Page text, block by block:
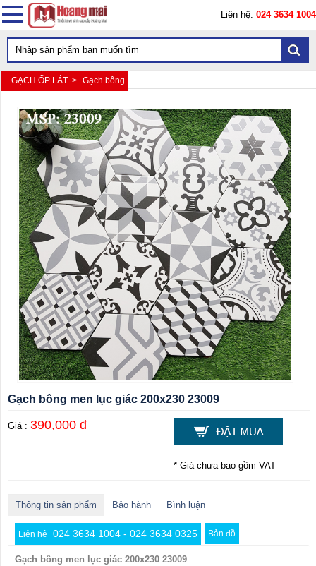
Liên hệ: 024 3634 1004
GẠCH ỐP LÁT > Gạch bông
Gạch bông men lục giác 200x230 23009
Giá : 390,000 đ
* Giá chưa bao gồm VAT
Thông tin sản phẩm Bảo hành Bình luận
Liên hệ 024 3634 1004 - 024 3634 0325 Bản đồ
Gạch bông men lục giác 200x230 23009